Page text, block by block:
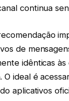
continua
de
idênticas
O ideal é
aplicativos